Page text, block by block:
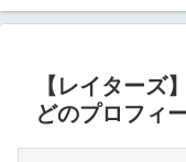
【レイターズ
どのプロフィ